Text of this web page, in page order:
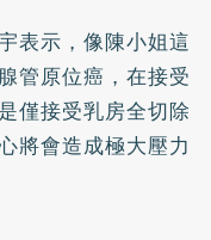
表示，像陳小姐這
管原位癌，在接受
僅接受乳房全切除
將會造成極大壓力